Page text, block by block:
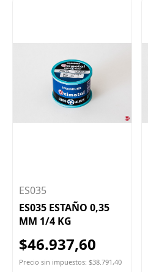
ES035
ES035 ESTAÑO 0,35
MM 1/4 KG
$46.937,60
Precio sin impuestos: $38.791,40